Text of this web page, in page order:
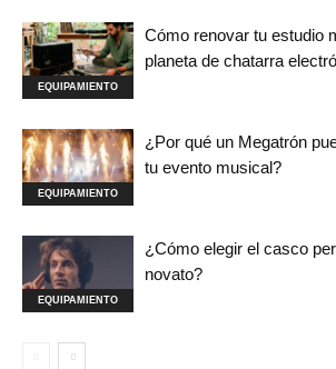
EQUIPAMIENTO
Cómo renovar tu estudio
planeta de chatarra
EQUIPAMIENTO
¿Por qué un Megatrón
tu evento musical?
EQUIPAMIENTO
¿Cómo elegir el casco
novato?